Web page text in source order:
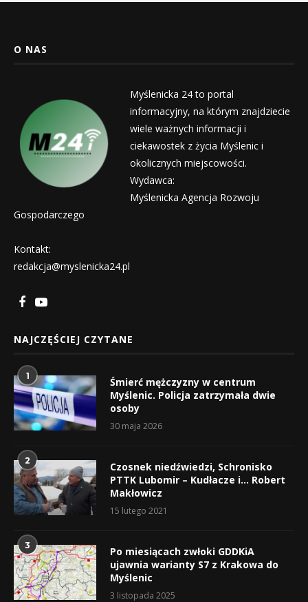
O NAS
Myślenicka 24 to portal
informacyjny, na którym znajdziecie
wiele ważnych informacji i
ciekawostek z życia Myślenic i
okolicznych miejscowości.
Wydawca:
Myślenicka Agencja Rozwoju
Gospodarczego
Kontakt:
redakcja@myslenicka24.pl
NAJCZĘŚCIEJ CZYTANE
1
Śmierć mężczyzny w centrum
Myślenic. Policja zatrzymała dwie
osoby
30 maja 2026
2
Czosnek niedźwiedzi, Schronisko
PTTK Lubomir – Kudłacze i… Robert
Makłowicz
15 lutego 2021
3
Po miesiącach zwłoki GDDKiA
ujawnia warianty S7 z Krakowa do
Myślenic
3 listopada 2025